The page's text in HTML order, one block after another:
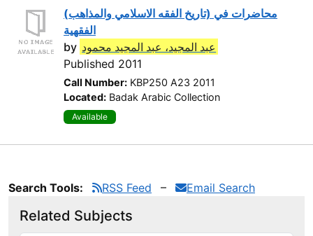
(محاضرات في (تاريخ الفقه الاسلامي والمذاهب
الفقهية
by عبد المجيد، عبد المجيد محمود
Published 2011
Call Number: KBP250 A23 2011
Located: Badak Arabic Collection
Available
Search Tools: RSS Feed Email Search
Related Subjects